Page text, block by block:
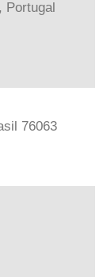
Portugal
76063